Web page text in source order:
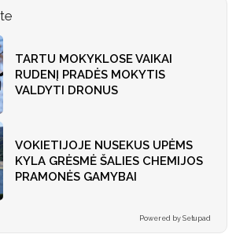
TARTU MOKYKLOSE VAIKAI
RUDENĮ PRADĖS MOKYTIS
VALDYTI DRONUS
VOKIETIJOJE NUSEKUS UPĖMS
KYLA GRĖSMĖ ŠALIES CHEMIJOS
PRAMONĖS GAMYBAI
Powered by Setupad